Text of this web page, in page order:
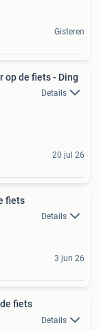
Gisteren
op de fiets - Ding
Details
20 jul 26
fiets
Details
3 jun 26
fiets
Details